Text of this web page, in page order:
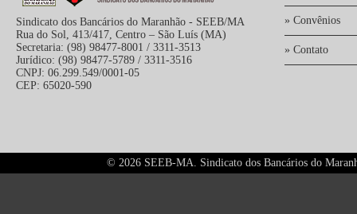
Sindicato dos Bancários do Maranhão - SEEB/MA
Rua do Sol, 413/417, Centro – São Luís (MA)
Secretaria: (98) 98477-8001 / 3311-3513
Jurídico: (98) 98477-5789 / 3311-3516
CNPJ: 06.299.549/0001-05
CEP: 65020-590
» Convênios
» Contato
© 2026 SEEB-MA. Sindicato dos Bancários do